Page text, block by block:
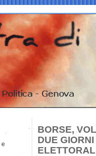
BORSE,
DUE
e